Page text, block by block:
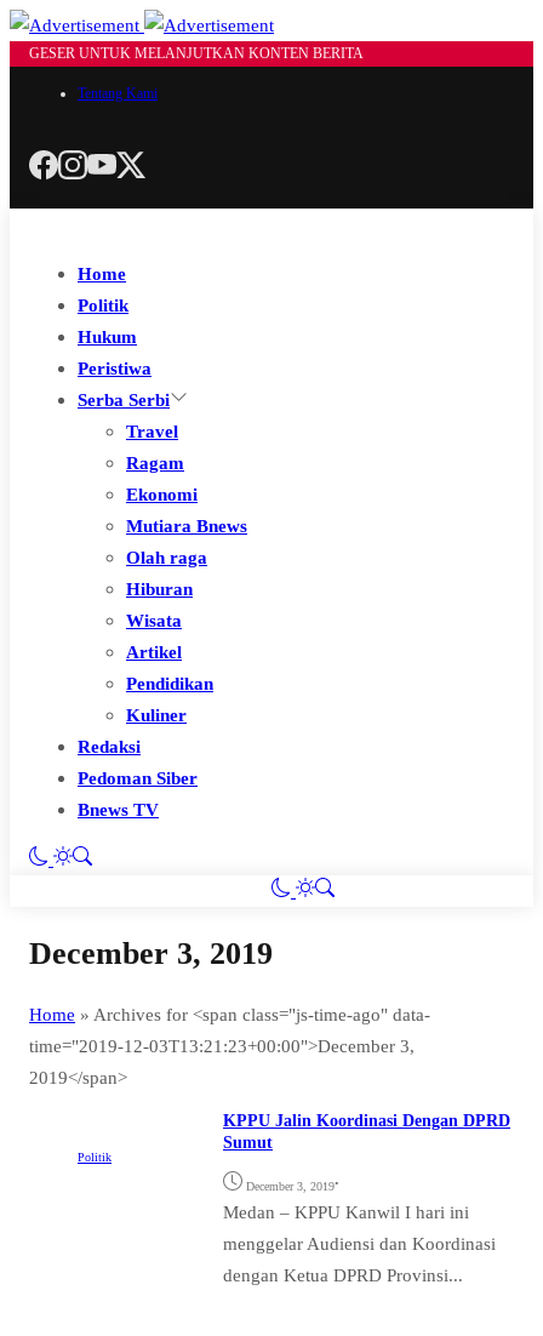
GESER UNTUK MELANJUTKAN KONTEN BERITA
Tentang Kami
Home
Politik
Hukum
Peristiwa
Serba Serbi
Travel
Ragam
Ekonomi
Mutiara Bnews
Olah raga
Hiburan
Wisata
Artikel
Pendidikan
Kuliner
Redaksi
Pedoman Siber
Bnews TV
December 3, 2019
Home » Archives for <span class="js-time-ago" data-
time="2019-12-03T13:21:23+00:00">December 3,
2019</span>
Politik
KPPU Jalin Koordinasi Dengan DPRD
Sumut
December 3, 2019•
Medan – KPPU Kanwil I hari ini
menggelar Audiensi dan Koordinasi
dengan Ketua DPRD Provinsi...